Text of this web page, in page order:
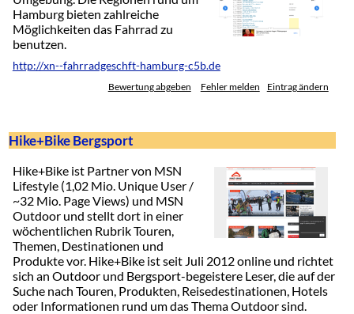
Hamburg bieten zahlreiche
Möglichkeiten das Fahrrad zu
benutzen.
http://xn--fahrradgeschft-hamburg-c5b.de
Bewertung abgeben Fehler melden Eintrag ändern
Hike+Bike Bergsport
Hike+Bike ist Partner von MSN
Lifestyle (1,02 Mio. Unique User /
~32 Mio. Page Views) und MSN
Outdoor und stellt dort in einer
wöchentlichen Rubrik Touren,
Themen, Destinationen und
Produkte vor. Hike+Bike ist seit Juli 2012 online und richtet
sich an Outdoor und Bergsport-begeistere Leser, die auf der
Suche nach Touren, Produkten, Reisedestinationen, Hotels
oder Informationen rund um das Thema Outdoor sind.